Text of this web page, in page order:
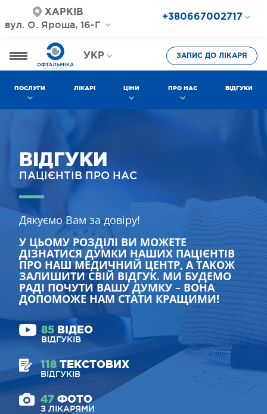
ХАРКІВ
вул. О. Яроша, 16-Г
+380667002717
+380577002717
УКР
РОС
ЗАПИС ДО ЛІКАРЯ
ПОСЛУГИ ЛІКАРІ ЦІНИ ПРО НАС ВІДГУКИ
ВІДГУКИ
ПАЦІЄНТІВ ПРО НАС
Дякуємо Вам за довіру!
У ЦЬОМУ РОЗДІЛІ ВИ МОЖЕТЕ
ДІЗНАТИСЯ ДУМКИ НАШИХ ПАЦІЄНТІВ
ПРО НАШ МЕДИЧНИЙ ЦЕНТР, А ТАКОЖ
ЗАЛИШИТИ СВІЙ ВІДГУК. МИ БУДЕМО
РАДІ ПОЧУТИ ВАШУ ДУМКУ – ВОНА
ДОПОМОЖЕ НАМ СТАТИ КРАЩИМИ!
85 ВІДЕО
ВІДГУКІВ
118 ТЕКСТОВИХ
ВІДГУКІВ
47 ФОТО
З ЛІКАРЯМИ